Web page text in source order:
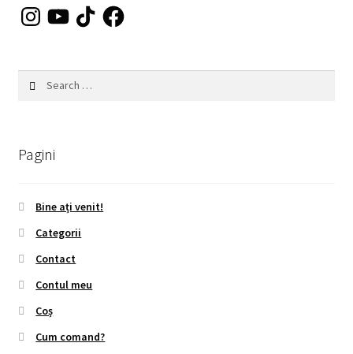
InstagramYouTubeTikTokFacebook
Pagini
Bine ați venit!
Categorii
Contact
Contul meu
Coș
Cum comand?